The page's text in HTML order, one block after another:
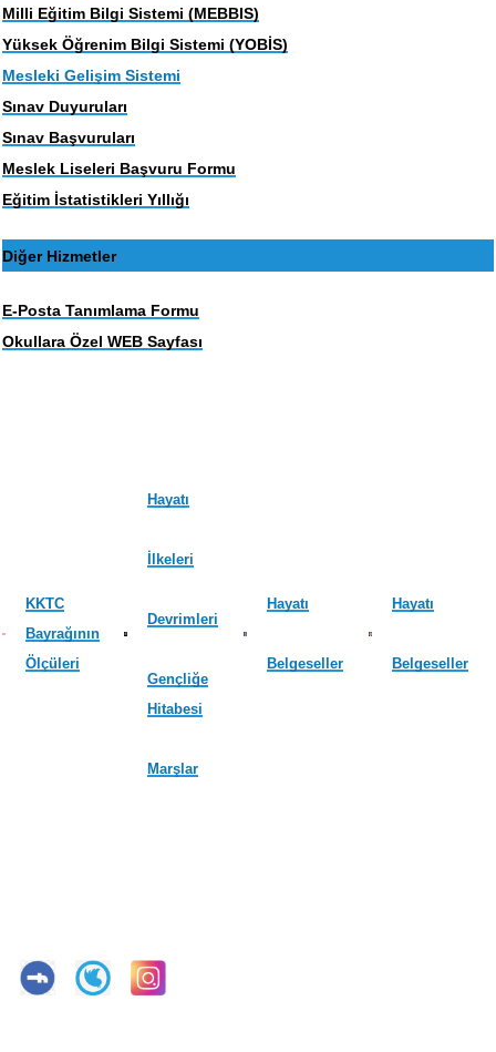
Milli Eğitim Bilgi Sistemi (MEBBIS)
Yüksek Öğrenim Bilgi Sistemi (YOBİS)
Mesleki Gelişim Sistemi
Sınav Duyuruları
Sınav Başvuruları
Meslek Liseleri Başvuru Formu
Eğitim İstatistikleri Yıllığı
Diğer Hizmetler
E-Posta Tanımlama Formu
Okullara Özel WEB Sayfası
KKTC
Bayrağının
Ölçüleri
Hayatı
İlkeleri
Devrimleri
Gençliğe
Hitabesi
Marşlar
Hayatı
Belgeseller
Hayatı
Belgeseller